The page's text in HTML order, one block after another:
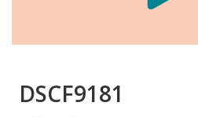
DSCF9181